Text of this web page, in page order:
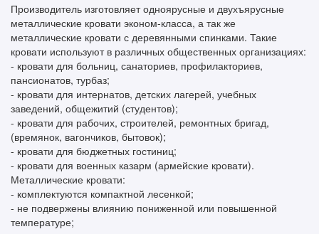
Производитель изготовляет одноярусные и двухъярусные
металлические кровати эконом-класса, а так же
металлические кровати с деревянными спинками. Такие
кровати используют в различных общественных организациях:
- кровати для больниц, санаториев, профилакториев,
пансионатов, турбаз;
- кровати для интернатов, детских лагерей, учебных
заведений, общежитий (студентов);
- кровати для рабочих, строителей, ремонтных бригад,
(времянок, вагончиков, бытовок);
- кровати для бюджетных гостиниц;
- кровати для военных казарм (армейские кровати).
Металлические кровати:
- комплектуются компактной лесенкой;
- не подвержены влиянию пониженной или повышенной
температуре;